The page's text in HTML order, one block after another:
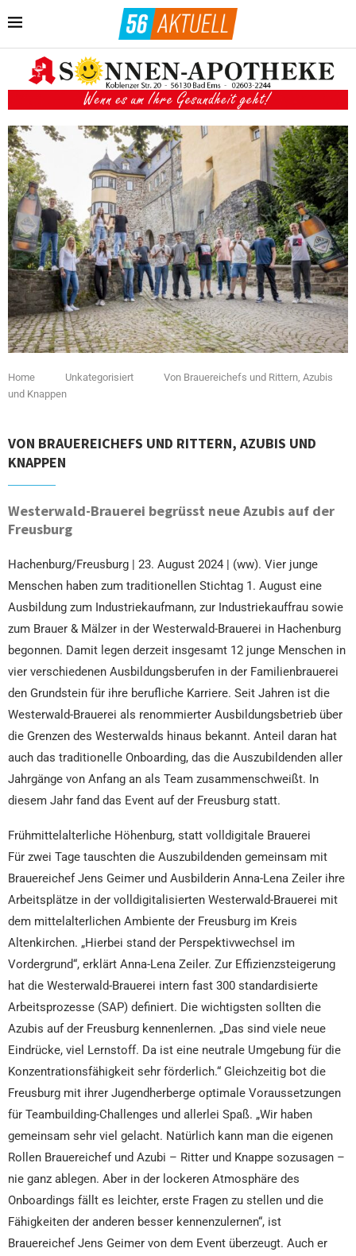
Home Unkategorisiert
Von Brauereichefs und Rittern, Azubis
und Knappen
VON BRAUEREICHEFS UND RITTERN, AZUBIS UND
KNAPPEN
Westerwald-Brauerei begrüsst neue Azubis auf der
Freusburg
Hachenburg/Freusburg | 23. August 2024 | (ww). Vier junge
Menschen haben zum traditionellen Stichtag 1. August eine
Ausbildung zum Industriekaufmann, zur Industriekauffrau sowie
zum Brauer & Mälzer in der Westerwald-Brauerei in Hachenburg
begonnen. Damit legen derzeit insgesamt 12 junge Menschen in
vier verschiedenen Ausbildungsberufen in der Familienbrauerei
den Grundstein für ihre berufliche Karriere. Seit Jahren ist die
Westerwald-Brauerei als renommierter Ausbildungsbetrieb über
die Grenzen des Westerwalds hinaus bekannt. Anteil daran hat
auch das traditionelle Onboarding, das die Auszubildenden aller
Jahrgänge von Anfang an als Team zusammenschweißt. In
diesem Jahr fand das Event auf der Freusburg statt.
Frühmittelalterliche Höhenburg, statt volldigitale Brauerei
Für zwei Tage tauschten die Auszubildenden gemeinsam mit
Brauereichef Jens Geimer und Ausbilderin Anna-Lena Zeiler ihre
Arbeitsplätze in der volldigitalisierten Westerwald-Brauerei mit
dem mittelalterlichen Ambiente der Freusburg im Kreis
Altenkirchen. „Hierbei stand der Perspektivwechsel im
Vordergrund“, erklärt Anna-Lena Zeiler. Zur Effizienzsteigerung
hat die Westerwald-Brauerei intern fast 300 standardisierte
Arbeitsprozesse (SAP) definiert. Die wichtigsten sollten die
Azubis auf der Freusburg kennenlernen. „Das sind viele neue
Eindrücke, viel Lernstoff. Da ist eine neutrale Umgebung für die
Konzentrationsfähigkeit sehr förderlich.“ Gleichzeitig bot die
Freusburg mit ihrer Jugendherberge optimale Voraussetzungen
für Teambuilding-Challenges und allerlei Spaß. „Wir haben
gemeinsam sehr viel gelacht. Natürlich kann man die eigenen
Rollen Brauereichef und Azubi – Ritter und Knappe sozusagen –
nie ganz ablegen. Aber in der lockeren Atmosphäre des
Onboardings fällt es leichter, erste Fragen zu stellen und die
Fähigkeiten der anderen besser kennenzulernen“, ist
Brauereichef Jens Geimer von dem Event überzeugt. Auch er